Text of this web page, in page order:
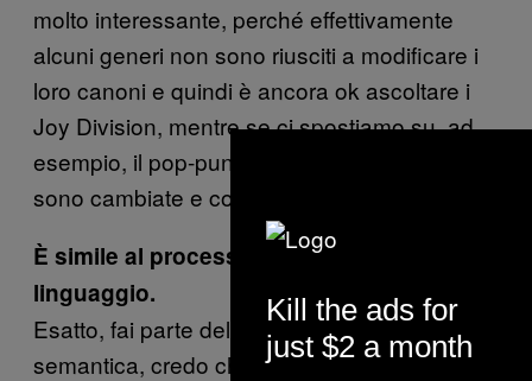
molto interessante, perché effettivamente
alcuni generi non sono riusciti a modificare i
loro canoni e quindi è ancora ok ascoltare i
Joy Division, mentre se ci spostiamo su, ad
esempio, il pop-punk, le band di riferimento
sono cambiate e continuano a cambiare.
È simile al processo con cui si evolve il
linguaggio.
Esatto, fai parte del mio mondo? Etimologia,
semantica, credo che l’intero dibattito sui
Kill the ads for
just $2 a month